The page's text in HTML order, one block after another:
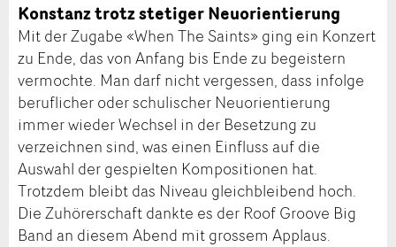
Konstanz trotz stetiger Neuorientierung
Mit der Zugabe «When The Saints» ging ein Konzert
zu Ende, das von Anfang bis Ende zu begeistern
vermochte. Man darf nicht vergessen, dass infolge
beruflicher oder schulischer Neuorientierung
immer wieder Wechsel in der Besetzung zu
verzeichnen sind, was einen Einfluss auf die
Auswahl der gespielten Kompositionen hat.
Trotzdem bleibt das Niveau gleichbleibend hoch.
Die Zuhörerschaft dankte es der Roof Groove Big
Band an diesem Abend mit grossem Applaus.